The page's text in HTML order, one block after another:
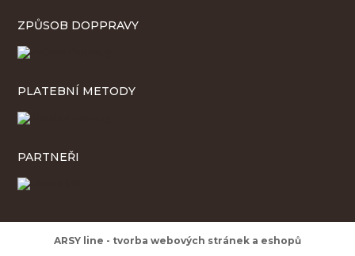
ZPŮSOB DOPPRAVY
PLATEBNÍ METODY
PARTNEŘI
ARSY line - tvorba webových stránek a eshopů